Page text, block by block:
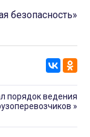
безопасность»
порядок ведения
»